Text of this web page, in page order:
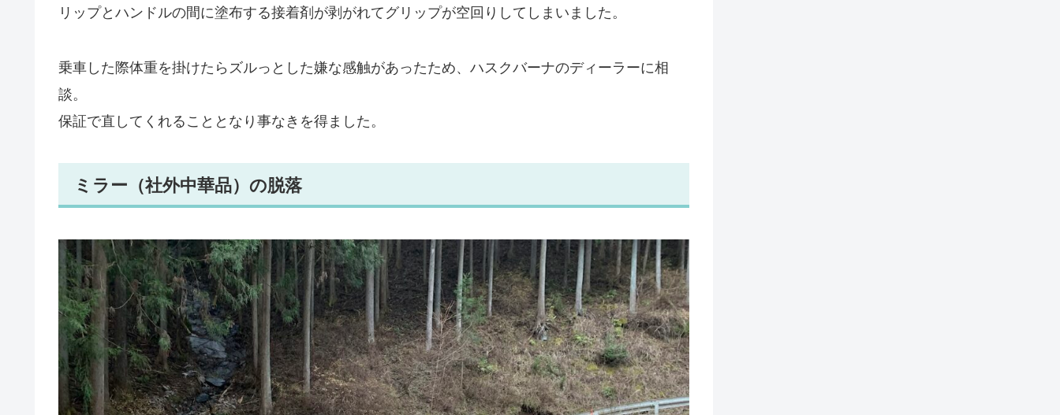
リップとハンドルの間に塗布する接着剤が剥がれてグリップが空回りしてしまいました。
乗車した際体重を掛けたらズルっとした嫌な感触があったため、ハスクバーナのディーラーに相
談。
保証で直してくれることとなり事なきを得ました。
ミラー（社外中華品）の脱落